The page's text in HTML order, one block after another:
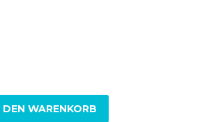
DEN WARENKORB